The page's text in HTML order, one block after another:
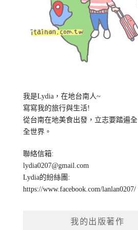
我是Lydia，在地台南人~
寫寫我的旅行與生活!
從台南在地美食出發，立志要踏遍
全世界。
聯絡信箱:
lydia0207@gmail.com
Lydia的紛絲團:
https://www.facebook.com/lanlan0207/
我的出版著作